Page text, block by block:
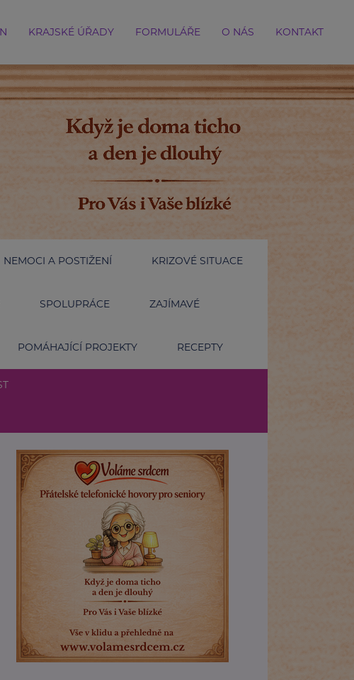
KRAJSKÉ ÚŘADY FORMULÁŘE O NÁS KONTAKT
NEMOCI A POSTIŽENÍ KRIZOVÉ SITUACE
SPOLUPRÁCE ZAJÍMAVÉ
POMÁHAJÍCÍ PROJEKTY RECEPTY